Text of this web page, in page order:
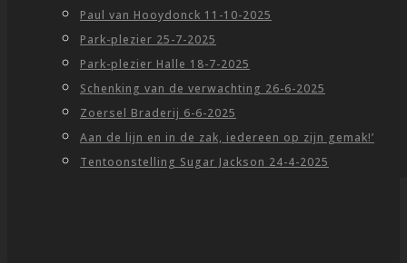
Paul van Hooydonck 11-10-2025
Park-plezier 25-7-2025
Park-plezier Halle 18-7-2025
Schenking van de verwachting 26-6-2025
Zoersel Braderij 6-6-2025
Aan de lijn en in de zak, iedereen op zijn gemak!’
Tentoonstelling Sugar Jackson 24-4-2025